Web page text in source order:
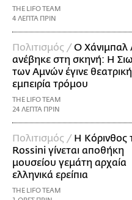
THE LIFO TEAM
4 ΛΕΠΤΑ ΠΡΙΝ
Πολιτισμός / Ο Χάνιμπαλ
ανέβηκε στη σκηνή: Η
των Αμνών έγινε θεατρική
εμπειρία τρόμου
THE LIFO TEAM
24 ΛΕΠΤΑ ΠΡΙΝ
Πολιτισμός / Η Κόρινθος
Rossini γίνεται αποθήκη
μουσείου γεμάτη αρχαία
ελληνικά ερείπια
THE LIFO TEAM